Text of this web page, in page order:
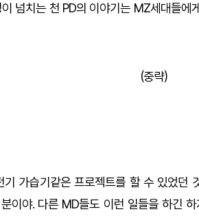
넘치는 천 PD의 이야기는 MZ세대들에
(중략)
기 가습기같은 프로젝트를 할 수 있었던
이야. 다른 MD들도 이런 일들을 하긴